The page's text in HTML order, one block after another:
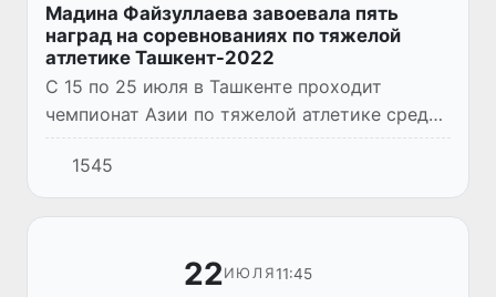
Мадина Файзуллаева завоевала пять
наград на соревнованиях по тяжелой
атлетике Ташкент-2022
С 15 по 25 июля в Ташкенте проходит
чемпионат Азии по тяжелой атлетике среди
юниоров и молодежи. На континентальных
состязаниях изъявили желание выступить
около 300 молодых спортив...
1545
22ИЮЛЯ11:45